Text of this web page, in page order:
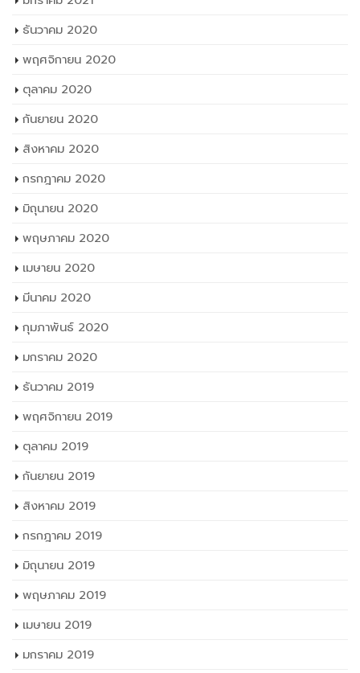
ธันวาคม 2020
พฤศจิกายน 2020
ตุลาคม 2020
กันยายน 2020
สิงหาคม 2020
กรกฎาคม 2020
มิถุนายน 2020
พฤษภาคม 2020
เมษายน 2020
มีนาคม 2020
กุมภาพันธ์ 2020
มกราคม 2020
ธันวาคม 2019
พฤศจิกายน 2019
ตุลาคม 2019
กันยายน 2019
สิงหาคม 2019
กรกฎาคม 2019
มิถุนายน 2019
พฤษภาคม 2019
เมษายน 2019
มกราคม 2019